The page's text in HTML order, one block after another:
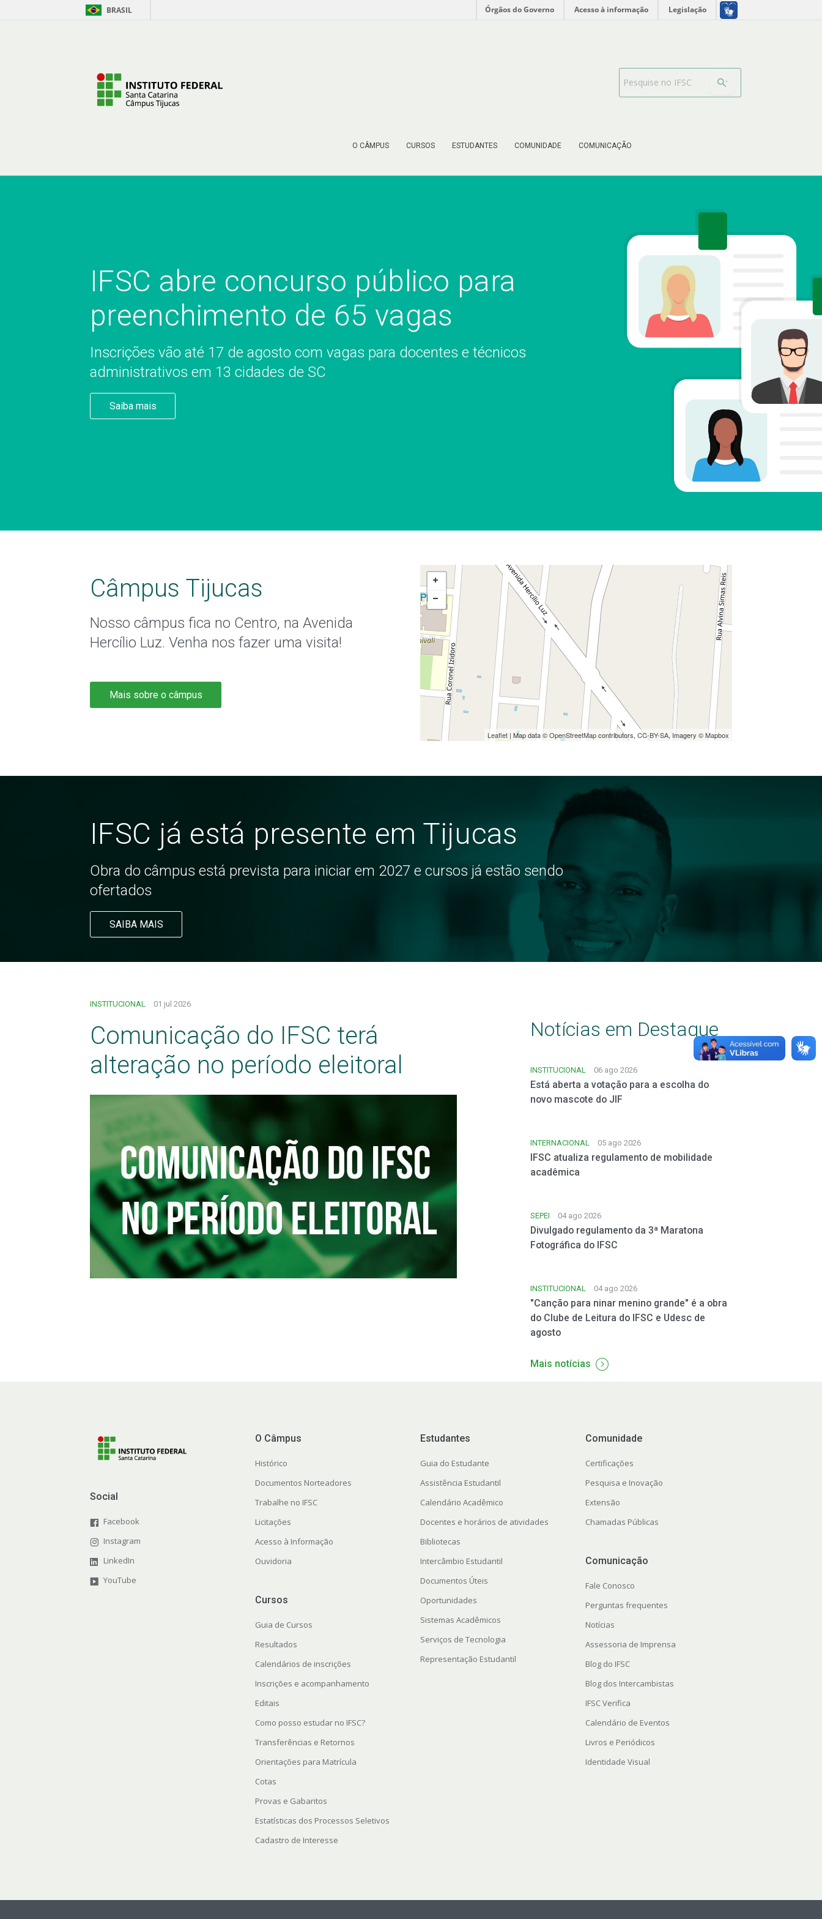
Pular para o Conteúdo BRASIL Órgãos do Governo Acesso à informação Legislação
O CÂMPUS CURSOS ESTUDANTES COMUNIDADE COMUNICAÇÃO
Barra de busca
IFSC abre concurso público para
preenchimento de 65 vagas
Inscrições vão até 17 de agosto com vagas para docentes e técnicos
administrativos em 13 cidades de SC
Saiba mais
Câmpus Tijucas
Nosso câmpus fica no Centro, na Avenida
Hercílio Luz. Venha nos fazer uma visita!
Mais sobre o câmpus
Leaflet| Map data ©OpenStreetMapcontributors, CC-BY-SA, Imagery ©Mapbox
IFSC já está presente em Tijucas
Obra do câmpus está prevista para iniciar em 2027 e cursos já estão sendo
ofertados
SAIBA MAIS
INSTITUCIONAL 01 jul 2026
Comunicação do IFSC terá
alteração no período eleitoral
Notícias em Destaque
INSTITUCIONAL 06 ago 2026
Está aberta a votação para a escolha do
novo mascote do JIF
INTERNACIONAL 05 ago 2026
IFSC atualiza regulamento de mobilidade
acadêmica
SEPEI 04 ago 2026
Divulgado regulamento da 3ª Maratona
Fotográfica do IFSC
INSTITUCIONAL 04 ago 2026
"Canção para ninar menino grande" é a obra
do Clube de Leitura do IFSC e Udesc de
agosto
Mais notícias
Social
Facebook
Instagram
LinkedIn
YouTube
O Câmpus
Histórico
Documentos Norteadores
Trabalhe no IFSC
Licitações
Acesso à Informação
Ouvidoria
Cursos
Guia de Cursos
Resultados
Calendários de inscrições
Inscrições e acompanhamento
Editais
Como posso estudar no IFSC?
Transferências e Retornos
Orientações para Matrícula
Cotas
Provas e Gabaritos
Estatísticas dos Processos Seletivos
Cadastro de Interesse
Estudantes
Guia do Estudante
Assistência Estudantil
Calendário Acadêmico
Docentes e horários de atividades
Bibliotecas
Intercâmbio Estudantil
Documentos Úteis
Oportunidades
Sistemas Acadêmicos
Serviços de Tecnologia
Representação Estudantil
Comunidade
Certificações
Pesquisa e Inovação
Extensão
Chamadas Públicas
Comunicação
Fale Conosco
Perguntas frequentes
Notícias
Assessoria de Imprensa
Blog do IFSC
Blog dos Intercambistas
IFSC Verifica
Calendário de Eventos
Livros e Periódicos
Identidade Visual